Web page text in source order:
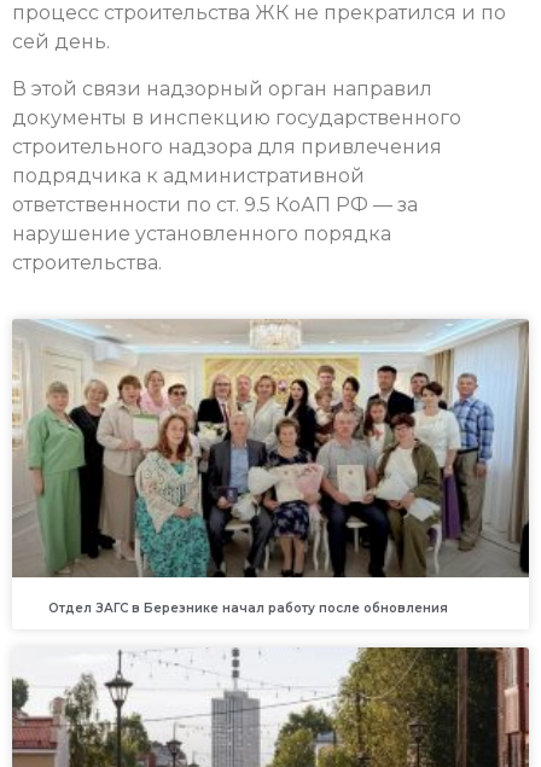
процесс строительства ЖК не прекратился и по
сей день.
В этой связи надзорный орган направил
документы в инспекцию государственного
строительного надзора для привлечения
подрядчика к административной
ответственности по ст. 9.5 КоАП РФ — за
нарушение установленного порядка
строительства.
Отдел ЗАГС в Березнике начал работу после обновления